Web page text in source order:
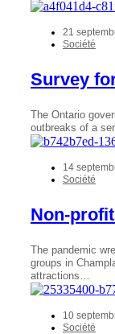
21
Société
Survey
The Ontario
outbreaks of a
14
Société
Non-
The pandemic
groups in
attractions…
10
Société